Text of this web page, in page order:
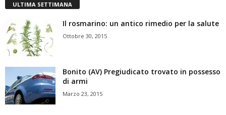
ULTIMA SETTIMANA
Il rosmarino: un antico rimedio per la salute
Ottobre 30, 2015
Bonito (AV) Pregiudicato trovato in possesso
di armi
Marzo 23, 2015